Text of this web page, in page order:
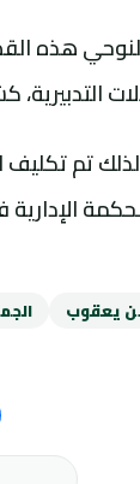
هذه
تم تكليف
يعقوب